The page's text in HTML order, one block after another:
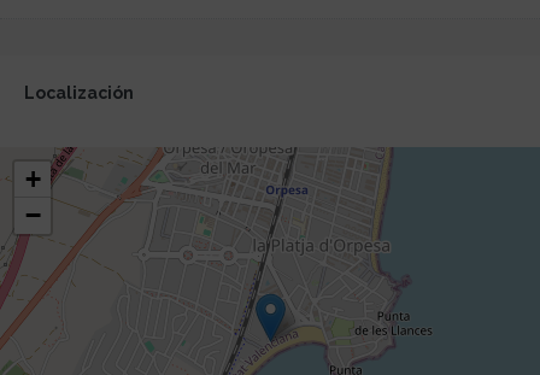
Localización
+
−